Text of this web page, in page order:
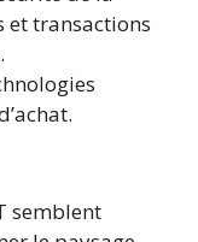
et transactions
semblent